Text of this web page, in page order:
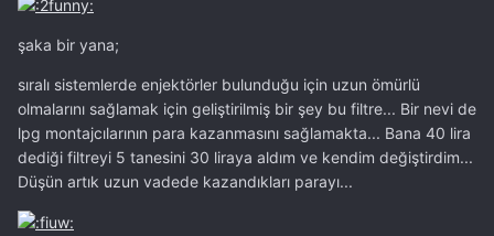
şaka bir yana;
sıralı sistemlerde enjektörler bulunduğu için uzun ömürlü
olmalarını sağlamak için geliştirilmiş bir şey bu filtre... Bir nevi de
lpg montajcılarının para kazanmasını sağlamakta... Bana 40 lira
dediği filtreyi 5 tanesini 30 liraya aldım ve kendim değiştirdim...
Düşün artık uzun vadede kazandıkları parayı...